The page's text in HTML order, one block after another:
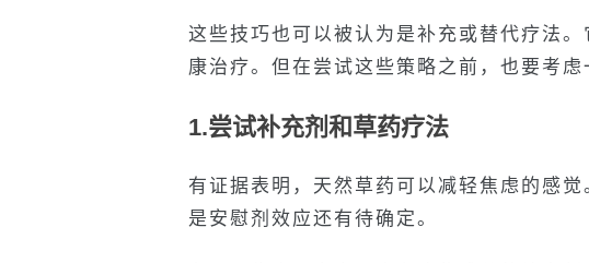
这些技巧也可以被认为是补充或替代疗法
康治疗。但在尝试这些策略之前，也要考
1.尝试补充剂和草药疗法
有证据表明，天然草药可以减轻焦虑的感
是安慰剂效应还有待确定。